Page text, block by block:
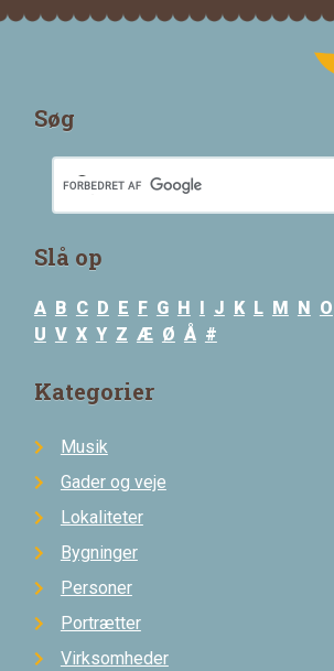
Søg
Slå op
A B C D E F G H I J K L M N O
U V X Y Z Æ Ø Å #
Kategorier
Musik
Gader og veje
Lokaliteter
Bygninger
Personer
Portrætter
Virksomheder